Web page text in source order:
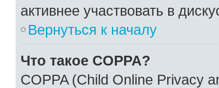
активнее участвовать в
Вернуться к началу
Что такое COPPA?
COPPA (Child Online Privacy